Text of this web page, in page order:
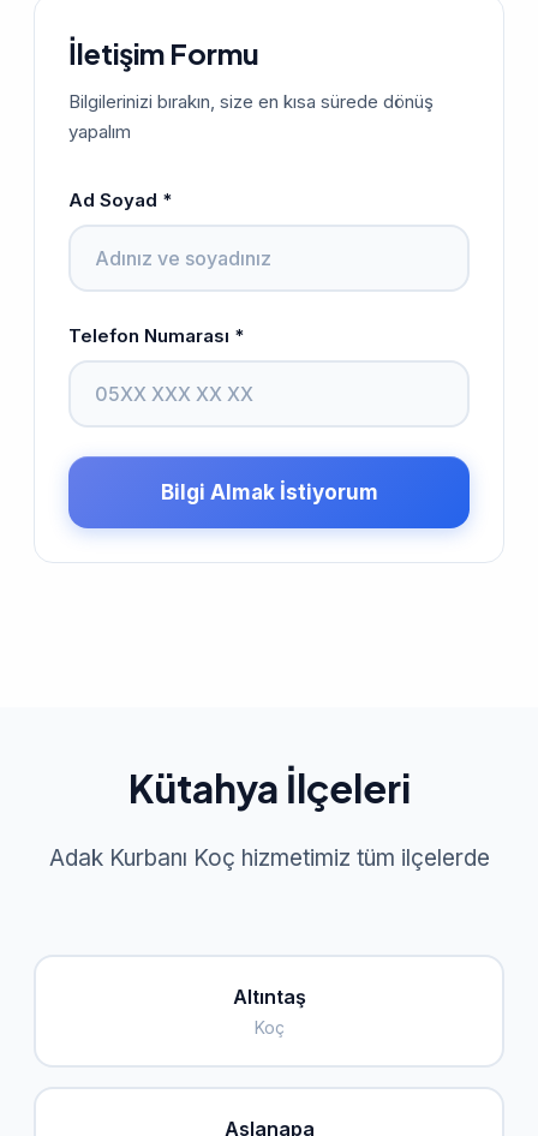
İletişim Formu
Bilgilerinizi bırakın, size en kısa sürede dönüş
yapalım
Ad Soyad *
Telefon Numarası *
Bilgi Almak İstiyorum
Kütahya İlçeleri
Adak Kurbanı Koç hizmetimiz tüm ilçelerde
Altıntaş
Koç
Aslanapa